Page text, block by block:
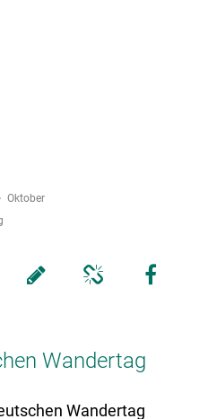
Oktober
Wandertag
Wandertag